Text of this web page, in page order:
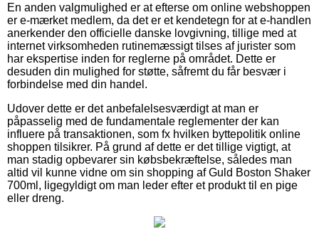
En anden valgmulighed er at efterse om online webshoppen
er e-mærket medlem, da det er et kendetegn for at e-handlen
anerkender den officielle danske lovgivning, tillige med at
internet virksomheden rutinemæssigt tilses af jurister som
har ekspertise inden for reglerne på området. Dette er
desuden din mulighed for støtte, såfremt du får besvær i
forbindelse med din handel.
Udover dette er det anbefalelsesværdigt at man er
påpasselig med de fundamentale reglementer der kan
influere på transaktionen, som fx hvilken byttepolitik online
shoppen tilsikrer. På grund af dette er det tillige vigtigt, at
man stadig opbevarer sin købsbekræftelse, således man
altid vil kunne vidne om sin shopping af Guld Boston Shaker
700ml, ligegyldigt om man leder efter et produkt til en pige
eller dreng.